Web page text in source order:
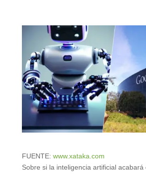
FUENTE: www.xataka.com
Sobre si la inteligencia artificial acabará